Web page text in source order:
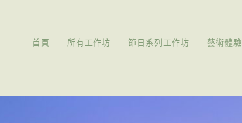
首頁
所有工作坊 節日系列工作坊 藝術體驗